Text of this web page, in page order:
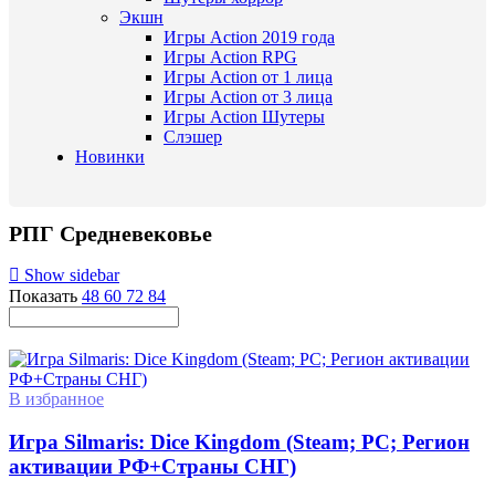
Экшн
Игры Action 2019 года
Игры Action RPG
Игры Action от 1 лица
Игры Action от 3 лица
Игры Action Шутеры
Слэшер
Новинки
РПГ Средневековье
Show sidebar
Показать 48 60 72 84
В избранное
Игра Silmaris: Dice Kingdom (Steam; PC; Регион
активации РФ+Страны СНГ)